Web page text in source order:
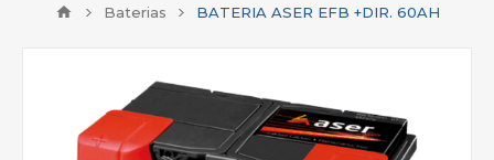
Baterias BATERIA ASER EFB +DIR. 60AH